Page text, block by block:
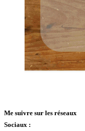
Me suivre sur les réseaux
Sociaux :